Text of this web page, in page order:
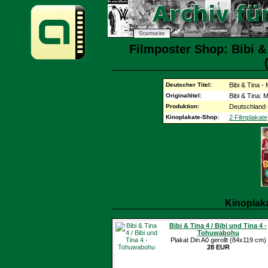
Startseite
Filmposter Shop: Bibi
Deutscher Titel: Bibi & Tina -
Originaltitel: Bibi & Tina:
Produktion: Deutschland
Kinoplakate-Shop: 2 Filmplakate
Bibi & Tina 4 / Bibi und Tina 4 -
Tohuwabohu
Plakat Din A0 gerollt (84x119 cm)
28 EUR